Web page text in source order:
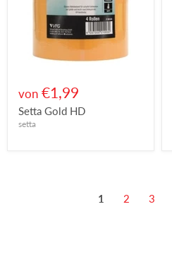
von €1,99
Setta Gold HD
setta
1 2 3